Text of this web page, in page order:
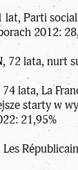
lat, Parti
2012:
, 72 lata, nurt
74 lata, La
starty w
21,95%
Les